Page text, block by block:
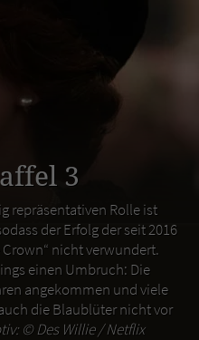
3
repräsentativen Rolle ist
der Erfolg der seit 2016
nicht verwundert.
einen Umbruch: Die
angekommen und viele
die Blaublüter nicht vor
©Des Willie / Netflix